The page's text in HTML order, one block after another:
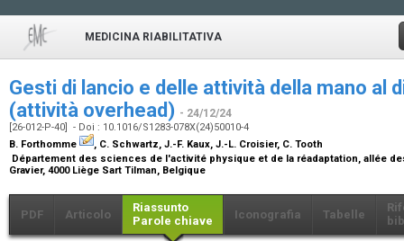
MEDICINA RIABILITATIVA
Gesti di lancio e delle attività della mano al
(attività overhead) - 24/12/24
[26-012-P-40] - Doi : 10.1016/S1283-078X(24)50010-4
B. Forthomme
, C. Schwartz, J.-F. Kaux, J.-L. Croisier, C. Tooth
Département des sciences de l'activité physique et de la réadaptation, allée
Gravier, 4000 Liège Sart Tilman, Belgique
PDF Articolo
Riassunto
Parole chiave
Iconografia Tabelle